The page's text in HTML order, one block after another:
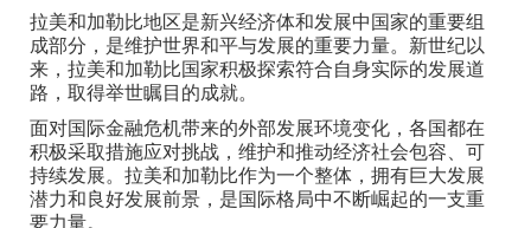
拉美和加勒比地区是新兴经济体和发展中国家的重要组
成部分，是维护世界和平与发展的重要力量。新世纪以
来，拉美和加勒比国家积极探索符合自身实际的发展道
路，取得举世瞩目的成就。
面对国际金融危机带来的外部发展环境变化，各国都在
积极采取措施应对挑战，维护和推动经济社会包容、可
持续发展。拉美和加勒比作为一个整体，拥有巨大发展
潜力和良好发展前景，是国际格局中不断崛起的一支重
要力量。